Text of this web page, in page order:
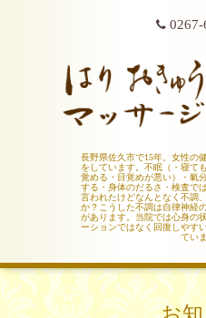
0267-
長野県佐久市で15年。女性の
をしています。不眠（・寝て
覚める・目覚めが悪い）・氣
する・身体のだるさ・検査で
言われたけどなんとなく不調
か？こうした不調は自律神経
があります。当院では心身の
ーションではなく回復しやす
てい